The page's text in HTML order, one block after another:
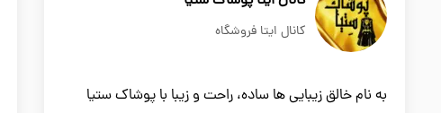
کانال ایتا فروشگاه
به نام خالق زیبایی ها ساده، راحت و زیبا با پوشاک ستیا